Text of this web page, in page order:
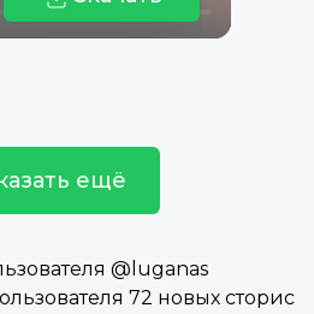
ещё
@luganas
72 новых сторис